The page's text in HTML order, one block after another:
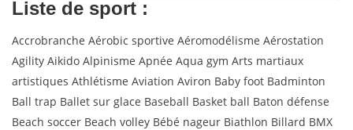
Liste de sport :
Accrobranche Aérobic sportive Aéromodélisme Aérostation
Agility Aikido Alpinisme Apnée Aqua gym Arts martiaux
artistiques Athlétisme Aviation Aviron Baby foot Badminton
Ball trap Ballet sur glace Baseball Basket ball Baton défense
Beach soccer Beach volley Bébé nageur Biathlon Billard BMX